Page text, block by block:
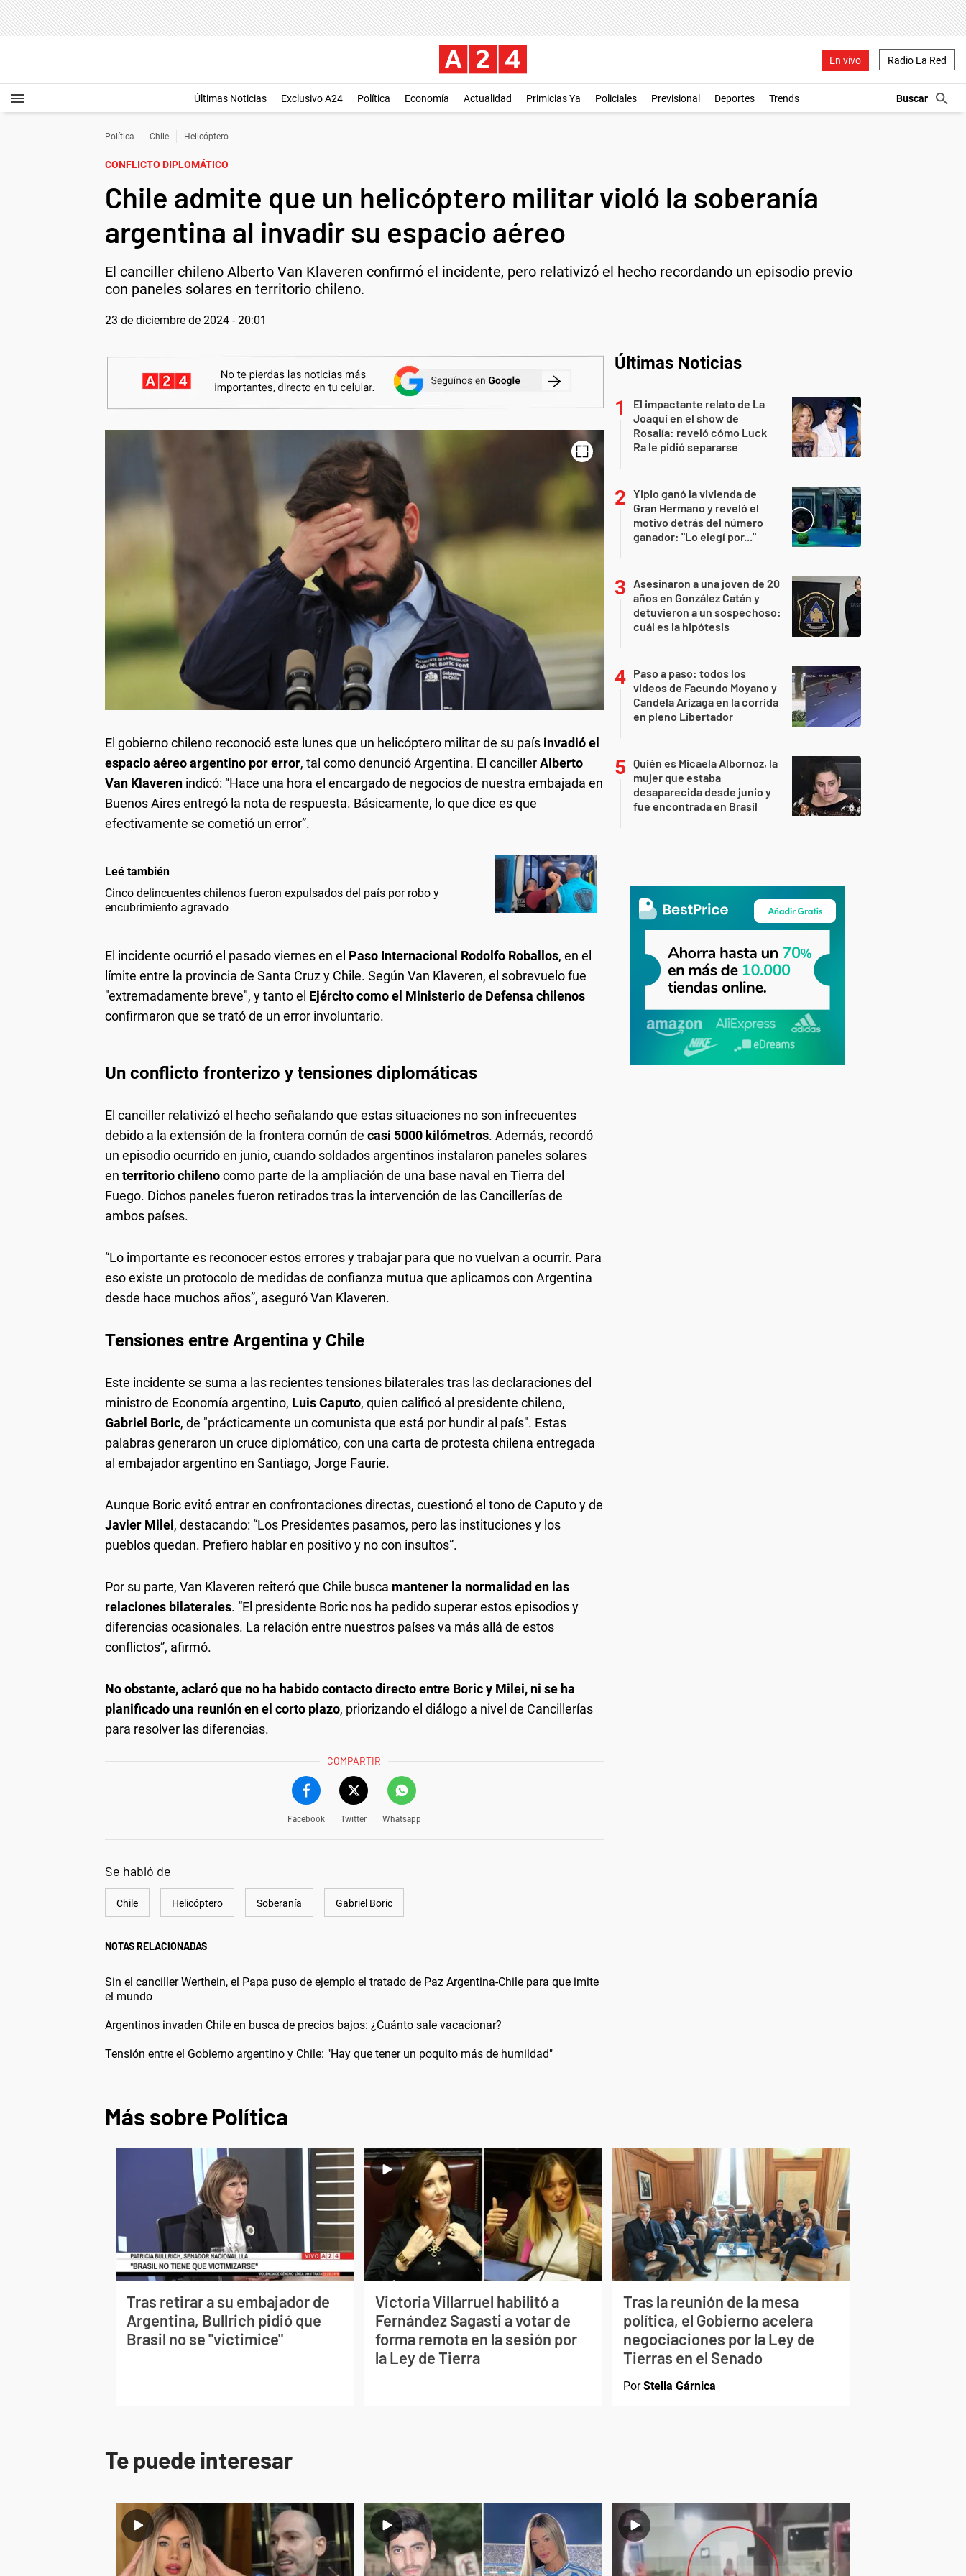
En vivo Radio La Red
Últimas Noticias Exclusivo A24 Política Economía Actualidad Primicias Ya Policiales Previsional Deportes Trends
Política Chile Helicóptero
CONFLICTO DIPLOMÁTICO
Chile admite que un helicóptero militar violó la soberanía
argentina al invadir su espacio aéreo
El canciller chileno Alberto Van Klaveren confirmó el incidente, pero relativizó el hecho recordando un episodio previo
con paneles solares en territorio chileno.
23 de diciembre de 2024 - 20:01
El gobierno chileno reconoció este lunes que un helicóptero militar de su país invadió el
espacio aéreo argentino por error, tal como denunció Argentina. El cancillerAlberto
Van Klaveren indicó: “Hace una hora el encargado de negocios de nuestra embajada en
Buenos Aires entregó la nota de respuesta. Básicamente, lo que dice es que
efectivamente se cometió un error”.
Leé también
Cinco delincuentes chilenos fueron expulsados del país por robo y
encubrimiento agravado
El incidente ocurrió el pasado viernes en el Paso Internacional Rodolfo Roballos, en el
límite entre la provincia de Santa Cruz y Chile. Según Van Klaveren, el sobrevuelo fue
"extremadamente breve", y tanto el Ejército como el Ministerio de Defensa chilenos
confirmaron que se trató de un error involuntario.
Un conflicto fronterizo y tensiones diplomáticas
El canciller relativizó el hecho señalando que estas situaciones no son infrecuentes
debido a la extensión de la frontera común de casi 5000 kilómetros. Además, recordó
un episodio ocurrido en junio, cuando soldados argentinos instalaron paneles solares
en territorio chilenocomo parte de la ampliación de una base naval en Tierra del
Fuego. Dichos paneles fueron retirados tras la intervención de las Cancillerías de
ambos países.
“Lo importante es reconocer estos errores y trabajar para que no vuelvan a ocurrir. Para
eso existe un protocolo de medidas de confianza mutua que aplicamos con Argentina
desde hace muchos años”, aseguró Van Klaveren.
Tensiones entre Argentina y Chile
Este incidente se suma a las recientes tensiones bilaterales tras las declaraciones del
ministro de Economía argentino, Luis Caputo, quien calificó al presidente chileno,
Gabriel Boric, de "prácticamente un comunista que está por hundir al país". Estas
palabras generaron un cruce diplomático, con una carta de protesta chilena entregada
al embajador argentino en Santiago, Jorge Faurie.
Aunque Boric evitó entrar en confrontaciones directas, cuestionó el tono de Caputo y de
Javier Milei, destacando: “Los Presidentes pasamos, pero las instituciones y los
pueblos quedan. Prefiero hablar en positivo y no con insultos”.
Por su parte, Van Klaveren reiteró que Chile busca mantener la normalidad en las
relaciones bilaterales. “El presidente Boric nos ha pedido superar estos episodios y
diferencias ocasionales. La relación entre nuestros países va más allá de estos
conflictos”, afirmó.
No obstante, aclaró que no ha habido contacto directo entre Boric y Milei, ni se ha
planificado una reunión en el corto plazo, priorizando el diálogo a nivel de Cancillerías
para resolver las diferencias.
COMPARTIR
Facebook Twitter Whatsapp
Se habló de
Chile Helicóptero Soberanía Gabriel Boric
NOTAS RELACIONADAS
Sin el canciller Werthein, el Papa puso de ejemplo el tratado de Paz Argentina-Chile para que imite
el mundo
Argentinos invaden Chile en busca de precios bajos: ¿Cuánto sale vacacionar?
Tensión entre el Gobierno argentino y Chile: "Hay que tener un poquito más de humildad"
Últimas Noticias
El impactante relato de La
Joaqui en el show de
Rosalía: reveló cómo Luck
Ra le pidió separarse
Yipio ganó la vivienda de
Gran Hermano y reveló el
motivo detrás del número
ganador: "Lo elegí por..."
Asesinaron a una joven de 20
años en González Catán y
detuvieron a un sospechoso:
cuál es la hipótesis
Paso a paso: todos los
videos de Facundo Moyano y
Candela Arizaga en la corrida
en pleno Libertador
Quién es Micaela Albornoz, la
mujer que estaba
desaparecida desde junio y
fue encontrada en Brasil
Más sobre Política
Tras retirar a su embajador de
Argentina, Bullrich pidió que
Brasil no se "victimice"
Victoria Villarruel habilitó a
Fernández Sagasti a votar de
forma remota en la sesión por
la Ley de Tierra
Tras la reunión de la mesa
política, el Gobierno acelera
negociaciones por la Ley de
Tierras en el Senado
PorStella Gárnica
Te puede interesar